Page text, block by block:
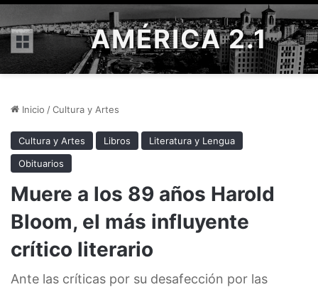
Menú AMÉRICA 2.1
Inicio /Cultura y Artes
Cultura y Artes Libros
Literatura y Lengua
Obituarios
Muere a los 89 años Harold
Bloom, el más influyente
crítico literario
Ante las críticas por su desafección por las